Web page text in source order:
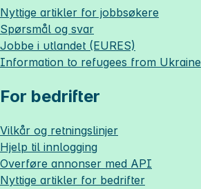
Nyttige artikler for jobbsøkere
Spørsmål og svar
Jobbe i utlandet (EURES)
Information to refugees from Ukraine
For bedrifter
Vilkår og retningslinjer
Hjelp til innlogging
Overføre annonser med API
Nyttige artikler for bedrifter